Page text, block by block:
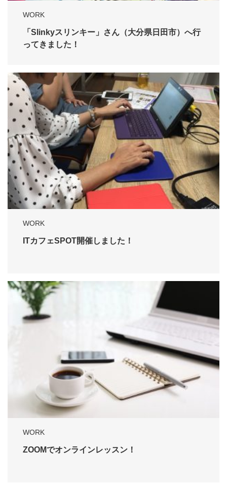
WORK
「Slinkyスリンキー」さん（大分県日田市）へ行
ってきました！
WORK
ITカフェSPOT開催しました！
WORK
ZOOMでオンラインレッスン！